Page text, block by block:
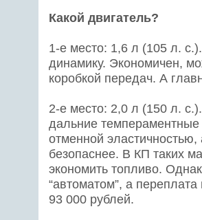
Какой двигатель?
1-е место: 1,6 л (105 л.
динамику. Экономичен,
коробкой передач. А
2-е место: 2,0 л (150 л.
дальние темпераментные
отменной
безопаснее. В КП таких
экономить топливо.
“автоматом”, а
93 000 рублей.